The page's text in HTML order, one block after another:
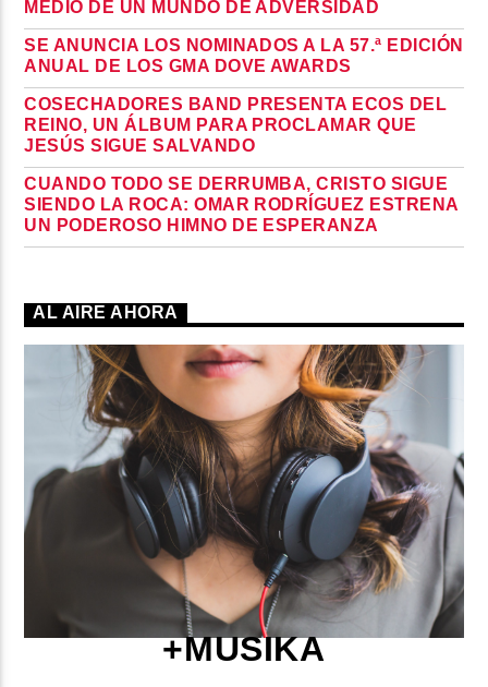
MEDIO DE UN MUNDO DE ADVERSIDAD
SE ANUNCIA LOS NOMINADOS A LA 57.ª EDICIÓN
ANUAL DE LOS GMA DOVE AWARDS
COSECHADORES BAND PRESENTA ECOS DEL
REINO, UN ÁLBUM PARA PROCLAMAR QUE
JESÚS SIGUE SALVANDO
CUANDO TODO SE DERRUMBA, CRISTO SIGUE
SIENDO LA ROCA: OMAR RODRÍGUEZ ESTRENA
UN PODEROSO HIMNO DE ESPERANZA
AL AIRE AHORA
+MUSIKA